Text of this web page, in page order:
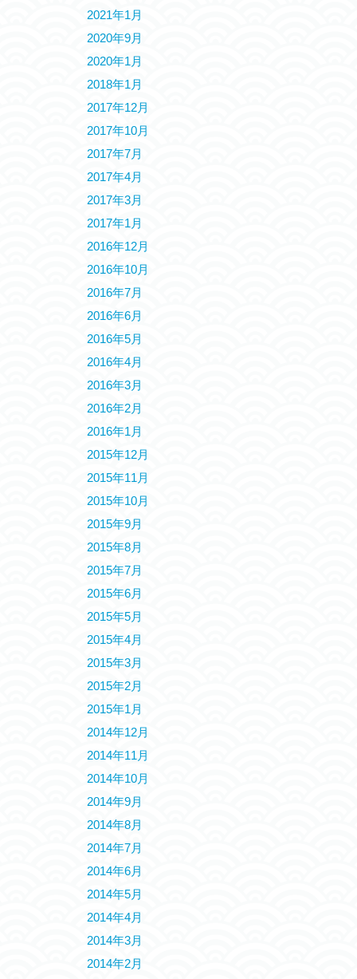
2021年1月
2020年9月
2020年1月
2018年1月
2017年12月
2017年10月
2017年7月
2017年4月
2017年3月
2017年1月
2016年12月
2016年10月
2016年7月
2016年6月
2016年5月
2016年4月
2016年3月
2016年2月
2016年1月
2015年12月
2015年11月
2015年10月
2015年9月
2015年8月
2015年7月
2015年6月
2015年5月
2015年4月
2015年3月
2015年2月
2015年1月
2014年12月
2014年11月
2014年10月
2014年9月
2014年8月
2014年7月
2014年6月
2014年5月
2014年4月
2014年3月
2014年2月